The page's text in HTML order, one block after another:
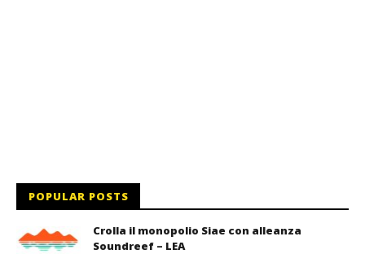
POPULAR POSTS
Crolla il monopolio Siae con alleanza
Soundreef – LEA